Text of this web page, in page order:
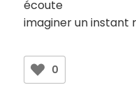
écoute
imaginer un instant
0